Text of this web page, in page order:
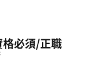
格必須/正職